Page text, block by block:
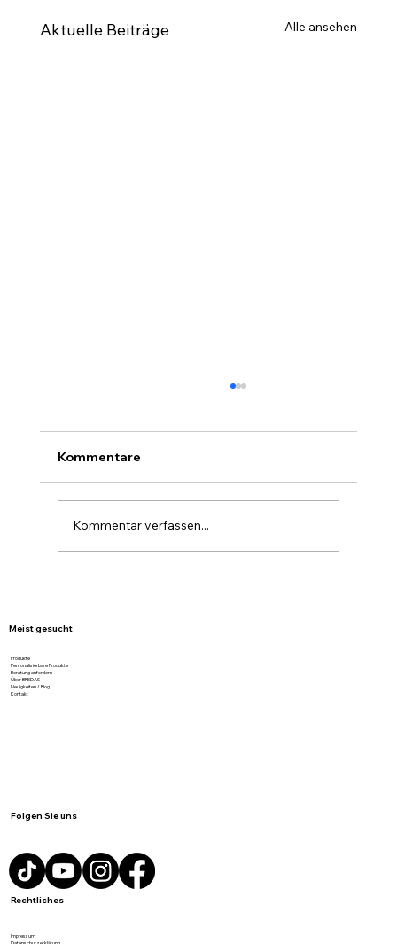
Aktuelle Beiträge Alle ansehen
Kommentare
Kommentar verfassen...
Meist gesucht
Produkte
Personalisierbare Produkte
Beratung anfordern
Über BREDAS
Neuigkeiten / Blog
Kontakt
Folgen Sie uns
Rechtliches
Impressum
Datenschutzerklärung